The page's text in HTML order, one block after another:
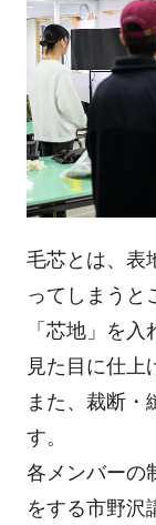
毛芯とは、表
ってしまうと
「芯地」を
見た目に仕上
また、裁断・
す。
各メンバーの
をする市野沢